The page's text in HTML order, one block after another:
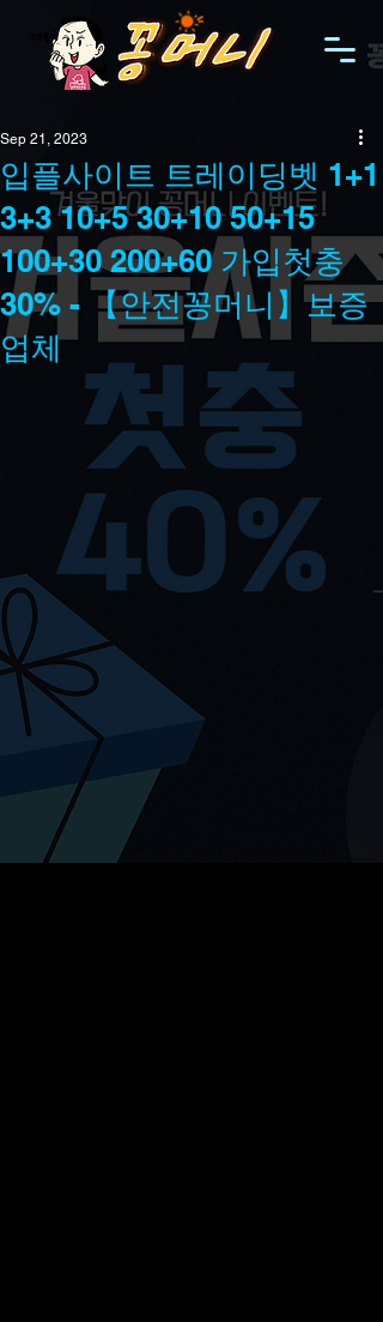
입플사이트 트레이딩벳 1+1
3+3 10+5 30+10 50+15
100+30 200+60 가입첫충
30% - 【안전꽁머니】보증
업체
Sep 21, 2023